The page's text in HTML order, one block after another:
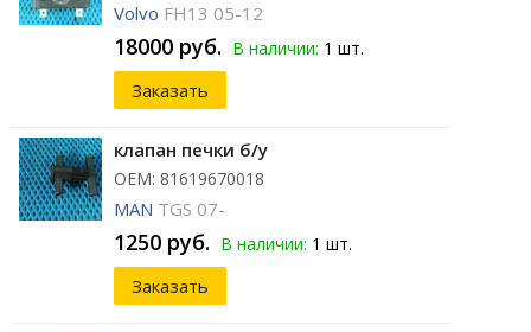
Volvo FH13 05-12
18000 руб. В наличии: 1 шт.
Заказать
клапан печки б/у
ОЕМ: 81619670018
MAN TGS 07-
1250 руб. В наличии: 1 шт.
Заказать